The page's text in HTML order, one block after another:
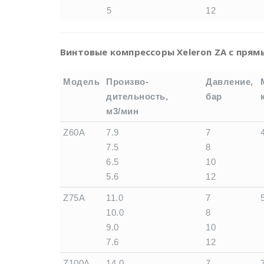
5
12
Винтовые компрессоры Xeleron ZA с
Модель
Произво-
дительность,
м3/мин
Давление,
бар
Модель
Произво-
дительность,
м3/мин
Давление,
бар
Z60A
7.9
7.5
6.5
5.6
7
8
10
12
Z75A
11.0
10.0
9.0
7.6
7
8
10
12